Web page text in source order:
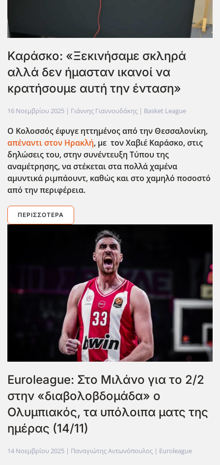
Καράσκο: «Ξεκινήσαμε σκληρά
αλλά δεν ήμασταν ικανοί να
κρατήσουμε αυτή την ένταση»
16 Νοεμβρίου 2025 | Γιάννης Γιαννουδάκης | Basket League
Ο Κολοσσός έφυγε ηττημένος από την Θεσσαλονίκη,
απέναντι στον Ηρακλή, με τον Χαβιέ Καράσκο, στις
δηλώσεις του, στην συνέντευξη Τύπου της
αναμέτρησης, να στέκεται στα πολλά χαμένα
αμυντικά ριμπάουντ, καθώς και στο χαμηλό ποσοστό
από την περιφέρεια.
ΠΕΡΙΣΣΌΤΕΡΑ
Euroleague: Στο Μιλάνο για το 2/2
στην «διαβολοβδομάδα» ο
Ολυμπιακός, τα υπόλοιπα ματς της
ημέρας (14/11)
14 Νοεμβρίου 2025 | Παναγιώτης Αντωνόπουλος | Euroleague